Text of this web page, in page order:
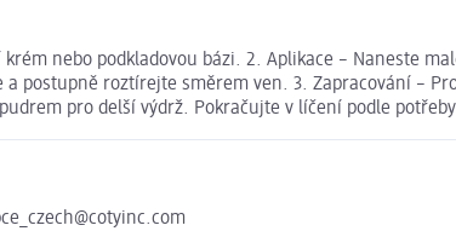
nebo podkladovou bázi. 2. Aplikace – Naneste
postupně roztírejte směrem ven. 3. Zapracování –
pro delší výdrž. Pokračujte v líčení podle